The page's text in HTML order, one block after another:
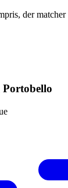
der
Portobello